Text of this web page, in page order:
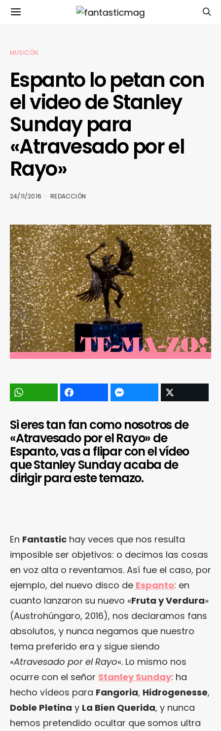
MUSICÓN
Espanto lo petan con
el video de Stanley
Sunday para
«Atravesado por el
Rayo»
24/11/2016 REDACCIÓN
Si eres tan fan como nosotros de
«Atravesado por el Rayo» de
Espanto, vas a flipar con el vídeo
que Stanley Sunday acaba de
dirigir para este temazo.
En Fantastic hay veces que nos resulta
imposible ser objetivos: o decimos las cosas
en voz alta o reventamos. Así fue el caso, por
ejemplo, del nuevo disco de Espanto: en
cuanto lanzaron su nuevo «Fruta y Verdura»
(Austrohúngaro, 2016), nos declaramos fans
absolutos, y nunca negamos que nuestro
tema preferido era y sigue siendo
«Atravesado por el Rayo«. Lo mismo nos
ocurre con el señor Stanley Sunday: ha
hecho vídeos para Fangoria, Hidrogenesse,
Doble Pletina y La Bien Querida, y nunca
hemos pretendido ocultar que somos ultra